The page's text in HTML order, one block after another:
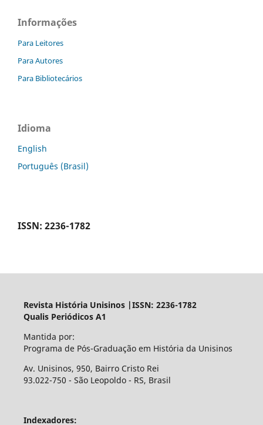
Informações
Para Leitores
Para Autores
Para Bibliotecários
Idioma
English
Português (Brasil)
ISSN: 2236-1782
Revista História Unisinos |ISSN: 2236-1782
Qualis Periódicos A1
Mantida por:
Programa de Pós-Graduação em História da Unisinos
Av. Unisinos, 950, Bairro Cristo Rei
93.022-750 - São Leopoldo - RS, Brasil
Indexadores: